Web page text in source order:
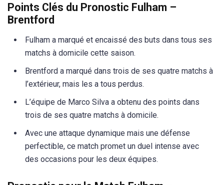
Points Clés du Pronostic Fulham –
Brentford
Fulham a marqué et encaissé des buts dans tous ses
matchs à domicile cette saison.
Brentford a marqué dans trois de ses quatre matchs à
l’extérieur, mais les a tous perdus.
L’équipe de Marco Silva a obtenu des points dans
trois de ses quatre matchs à domicile.
Avec une attaque dynamique mais une défense
perfectible, ce match promet un duel intense avec
des occasions pour les deux équipes.